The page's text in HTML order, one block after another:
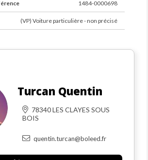
1484-0000698
(VP) Voiture particulière - non précisé
Turcan Quentin
78340 LES CLAYES SOUS
BOIS
quentin.turcan@boleed.fr